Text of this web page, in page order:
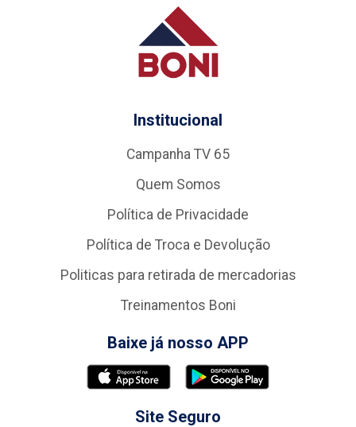
Institucional
Campanha TV 65
Quem Somos
Política de Privacidade
Política de Troca e Devolução
Politicas para retirada de mercadorias
Treinamentos Boni
Baixe já nosso APP
Site Seguro